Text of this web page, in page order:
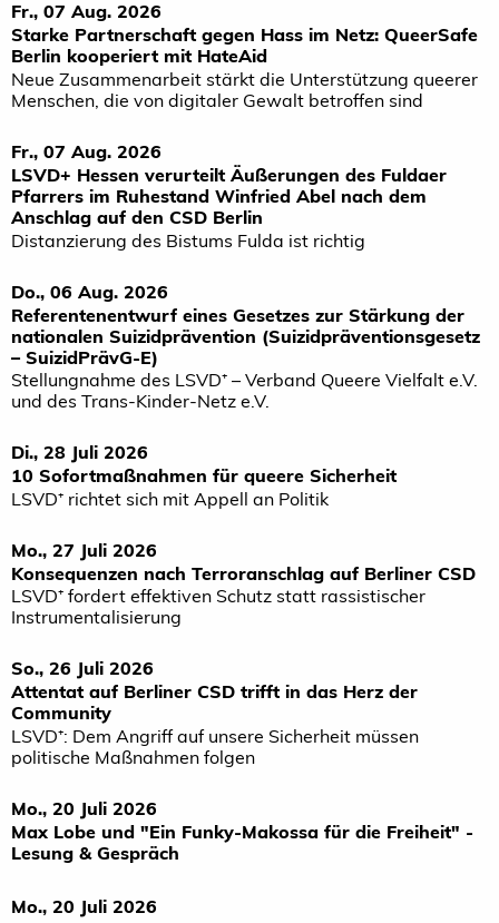
Fr., 07 Aug. 2026
Starke Partnerschaft gegen Hass im Netz: QueerSafe
Berlin kooperiert mit HateAid
Neue Zusammenarbeit stärkt die Unterstützung queerer
Menschen, die von digitaler Gewalt betroffen sind
Fr., 07 Aug. 2026
LSVD+ Hessen verurteilt Äußerungen des Fuldaer
Pfarrers im Ruhestand Winfried Abel nach dem
Anschlag auf den CSD Berlin
Distanzierung des Bistums Fulda ist richtig
Do., 06 Aug. 2026
Referentenentwurf eines Gesetzes zur Stärkung der
nationalen Suizidprävention (Suizidpräventionsgesetz
– SuizidPrävG-E)
Stellungnahme des LSVD⁺ – Verband Queere Vielfalt e.V.
und des Trans-Kinder-Netz e.V.
Di., 28 Juli 2026
10 Sofortmaßnahmen für queere Sicherheit
LSVD⁺ richtet sich mit Appell an Politik
Mo., 27 Juli 2026
Konsequenzen nach Terroranschlag auf Berliner CSD
LSVD⁺ fordert effektiven Schutz statt rassistischer
Instrumentalisierung
So., 26 Juli 2026
Attentat auf Berliner CSD trifft in das Herz der
Community
LSVD⁺: Dem Angriff auf unsere Sicherheit müssen
politische Maßnahmen folgen
Mo., 20 Juli 2026
Max Lobe und "Ein Funky-Makossa für die Freiheit" -
Lesung & Gespräch
Mo., 20 Juli 2026